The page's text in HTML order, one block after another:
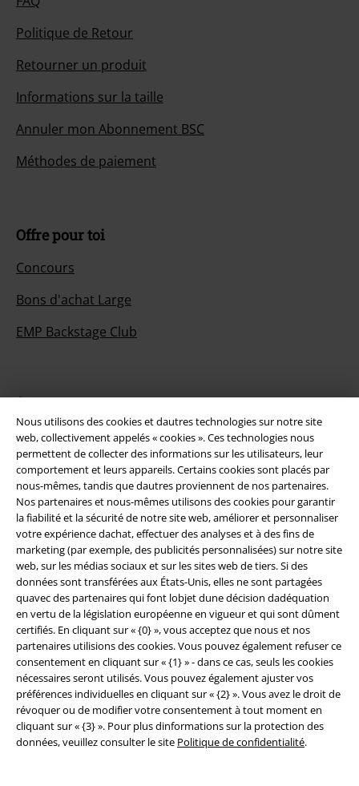
Nous utilisons des cookies et dautres technologies sur notre site
web, collectivement appelés « cookies ». Ces technologies nous
permettent de collecter des informations sur les utilisateurs, leur
comportement et leurs appareils. Certains cookies sont placés par
nous-mêmes, tandis que dautres proviennent de nos partenaires.
Nos partenaires et nous-mêmes utilisons des cookies pour garantir
la fiabilité et la sécurité de notre site web, améliorer et personnaliser
votre expérience dachat, effectuer des analyses et à des fins de
marketing (par exemple, des publicités personnalisées) sur notre site
web, sur les médias sociaux et sur les sites web de tiers. Si des
données sont transférées aux États-Unis, elles ne sont partagées
quavec des partenaires qui font lobjet dune décision dadéquation
en vertu de la législation européenne en vigueur et qui sont dûment
certifiés. En cliquant sur « {0} », vous acceptez que nous et nos
partenaires utilisions des cookies. Vous pouvez également refuser ce
consentement en cliquant sur « {1} » - dans ce cas, seuls les cookies
nécessaires seront utilisés. Vous pouvez également ajuster vos
préférences individuelles en cliquant sur « {2} ». Vous avez le droit de
révoquer ou de modifier votre consentement à tout moment en
cliquant sur « {3} ». Pour plus dinformations sur la protection des
données, veuillez consulter le site Politique de confidentialité.
Politique de Retour
Retourner un produit
Informations sur la taille
Annuler mon Abonnement BSC
Méthodes de paiement
Offre pour toi
Concours
Bons d'achat Large
EMP Backstage Club
Réseau d'Affiliation
Durabilité
Communauté